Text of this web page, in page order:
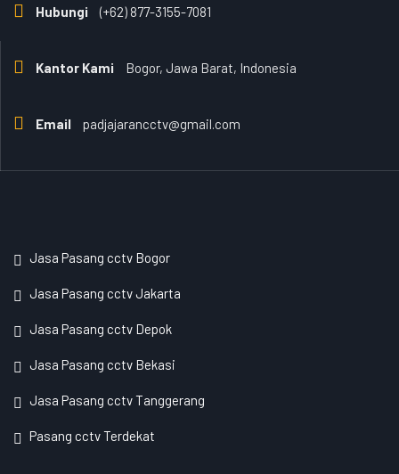
Hubungi (+62) 877-3155-7081
Kantor Kami Bogor, Jawa Barat, Indonesia
Email padjajarancctv@gmail.com
Jasa Pasang cctv Bogor
Jasa Pasang cctv Jakarta
Jasa Pasang cctv Depok
Jasa Pasang cctv Bekasi
Jasa Pasang cctv Tanggerang
Pasang cctv Terdekat